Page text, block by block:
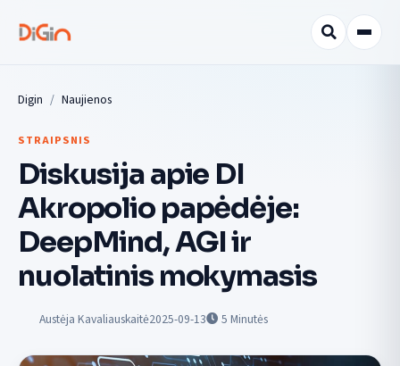
Digin Naujienos
STRAIPSNIS
Diskusija apie DI
Akropolio papėdėje:
DeepMind, AGI ir
nuolatinis mokymasis
Austėja Kavaliauskaitė2025-09-13 5 Minutės